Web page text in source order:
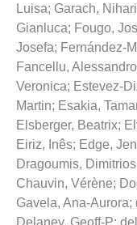
Luisa; Garach,
Gianluca; Fougo,
Josefa; Fernández-
Fancellu, Alessandro
Veronica; Estevez-
Martin; Esakia,
Elsberger, Beatrix;
Eiriz, Inês; Edge,
Dragoumis, Dimitrios
Chauvin, Vérène;
Gavela, Ana-Aurora;
Delaney, Geoff-P;